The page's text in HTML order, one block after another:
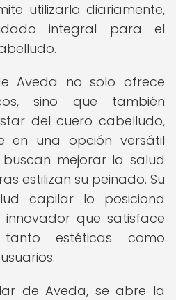
utilizarlo diariamente,
integral para el
Aveda no solo ofrece
sino que también
del cuero cabelludo,
en una opción versátil
mejorar la salud
estilizan su peinado. Su
capilar lo posiciona
que satisface
estéticas como
de Aveda, se abre la